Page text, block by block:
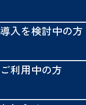
導入を検討中の方
ご利用中の方